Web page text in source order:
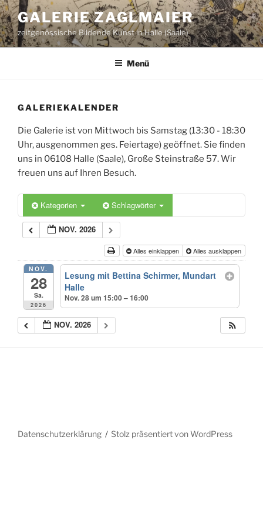
Zum
Inhalt
springen
GALERIE ZAGLMAIER
zeitgenössische Bildende Kunst in Halle (Saale)
Menü
GALERIEKALENDER
Die Galerie ist von Mittwoch bis Samstag (13:30 - 18:30
Uhr, ausgenommen ges. Feiertage) geöffnet. Sie finden
uns in 06108 Halle (Saale), Große Steinstraße 57. Wir
freuen uns auf Ihren Besuch.
Kategorien Schlagwörter
NOV. 2026
Alles einklappen Alles ausklappen
NOV.
28
Sa.
2026
Lesung mit Bettina Schirmer, Mundart
Halle
Nov. 28 um 15:00 – 16:00
NOV. 2026
Datenschutzerklärung Stolz präsentiert von WordPress